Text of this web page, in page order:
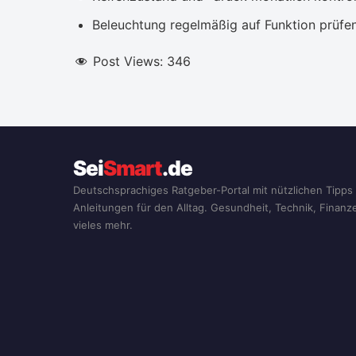
Beleuchtung regelmäßig auf Funktion
Post Views: 346
SeiSmart.de
Deutschsprachiges Ratgeber-Portal mit nützlichen Tipps
Anleitungen für den Alltag. Gesundheit, Technik,
vieles mehr.